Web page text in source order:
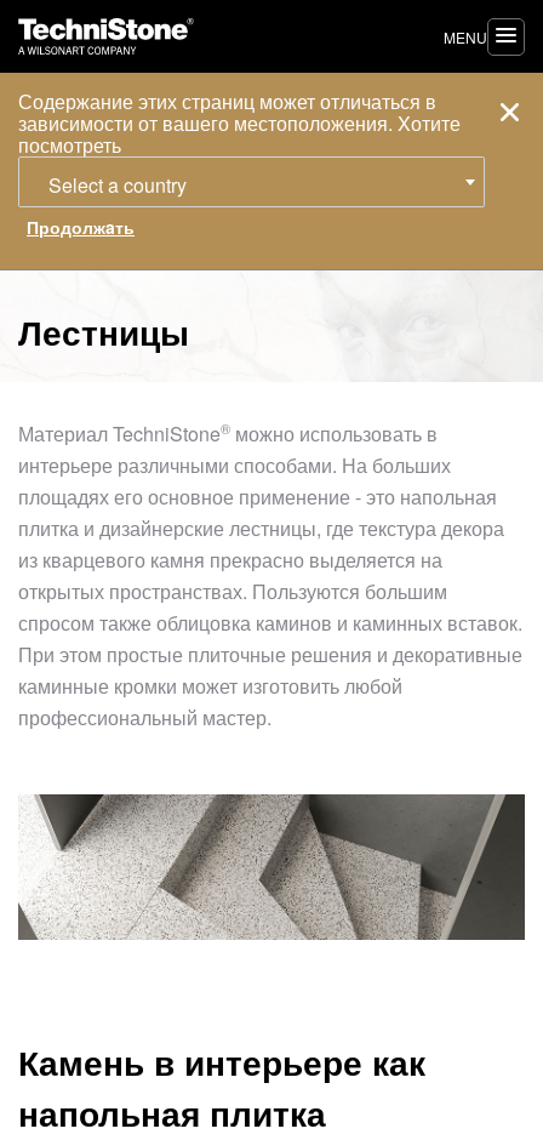
Содержание этих страниц может отличаться в
зависимости от вашего местоположения. Xотите
посмотреть
Select a country
MENU
Лестницы
МатериалTechniStone® можно использовать в
интерьере различными способами. На больших
площадях его основное применение - это напольная
плитка и дизайнерские лестницы, где текстура декора
из кварцевого камня прекрасно выделяется на
открытых пространствах. Пользуются большим
спросом также облицовка каминов и каминных вставок.
При этом простые плиточные решения и декоративные
каминные кромки может изготовить любой
профессиональный мастер.
Камень в интерьере как
напольная плитка